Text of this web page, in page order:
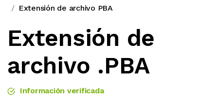
Extensión de archivo PBA
Extensión de
archivo .PBA
Información verificada